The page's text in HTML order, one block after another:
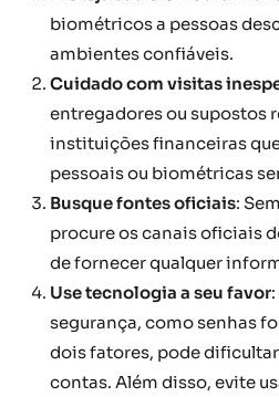
biométricos a pessoas
ambientes confiáveis.
Cuidado com visitas
entregadores ou supostos
instituições financeiras
pessoais ou biométricas
Busque fontes oficiais:
procure os canais oficiais
de fornecer qualquer
Use tecnologia a seu favor
segurança, como senhas
dois fatores, pode
contas. Além disso, evite